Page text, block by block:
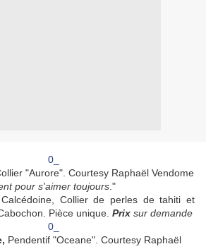
"Aurore". Courtesy Raphaël Vendome
pour s'aimer toujours ."
Collier de perles de tahiti et
Pièce unique. Prix sur demande
Pendentif "Oceane". Courtesy Raphaël